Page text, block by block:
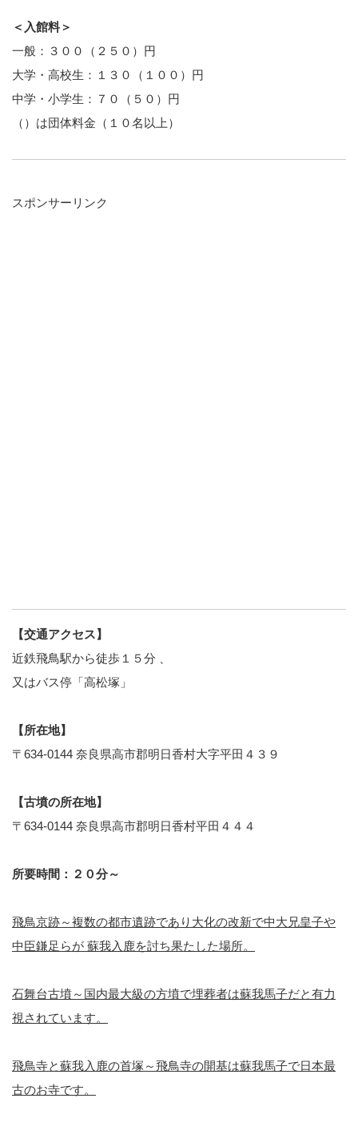
＜入館料＞
一般：３００（２５０）円
大学・高校生：１３０（１００）円
中学・小学生：７０（５０）円
（）は団体料金（１０名以上）
スポンサーリンク
【交通アクセス】
近鉄飛鳥駅から徒歩１５分 、
又はバス停「高松塚」
【所在地】
〒634-0144 奈良県高市郡明日香村大字平田４３９
【古墳の所在地】
〒634-0144 奈良県高市郡明日香村平田４４４
所要時間：２０分～
飛鳥京跡～複数の都市遺跡であり大化の改新で中大兄皇子や
中臣鎌足らが 蘇我入鹿を討ち果たした場所。
石舞台古墳～国内最大級の方墳で埋葬者は蘇我馬子だと有力
視されています。
飛鳥寺と蘇我入鹿の首塚～飛鳥寺の開基は蘇我馬子で日本最
古のお寺です。